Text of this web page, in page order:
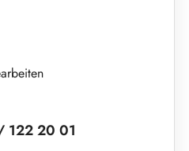
122 20 01